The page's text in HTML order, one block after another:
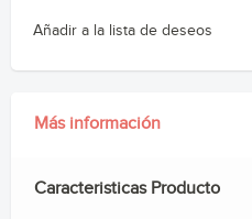
Añadir a la lista de deseos
Más información
Caracteristicas Producto